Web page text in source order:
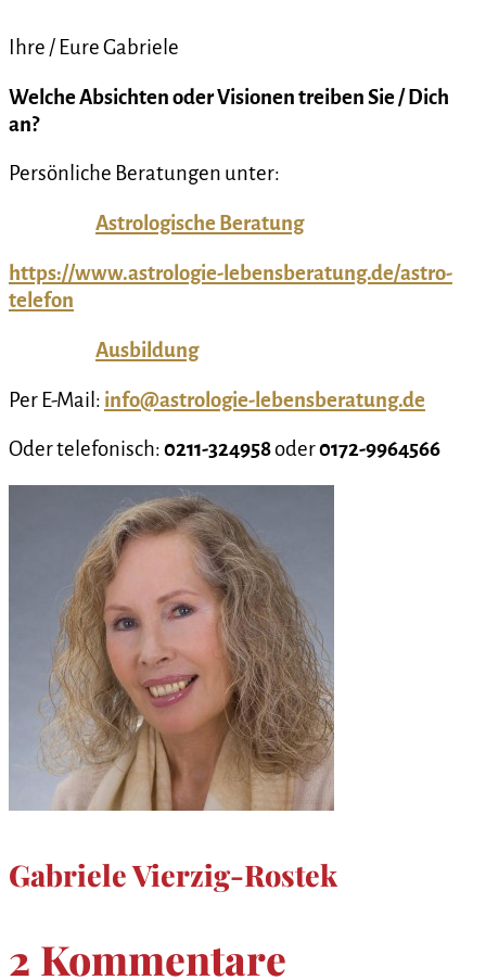
Ihre / Eure Gabriele
WelcheAbsichten oder Visionen treiben Sie / Dich
an?
Persönliche Beratungen unter:
Astrologische Beratung
https://www.astrologie-lebensberatung.de/astro-
telefon
Ausbildung
Per E-Mail: info@astrologie-lebensberatung.de
Oder telefonisch:0211-324958oder0172-9964566
Gabriele Vierzig-Rostek
2 Kommentare